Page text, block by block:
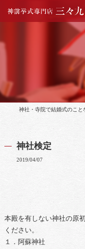
神社検定
2019/04/07
本殿を有しない神社の原
ください。
１．阿蘇神社